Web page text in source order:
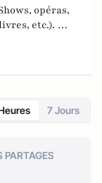
opéras,
etc.).
Jacques
Gabriel
7 Jours
PARTAGES